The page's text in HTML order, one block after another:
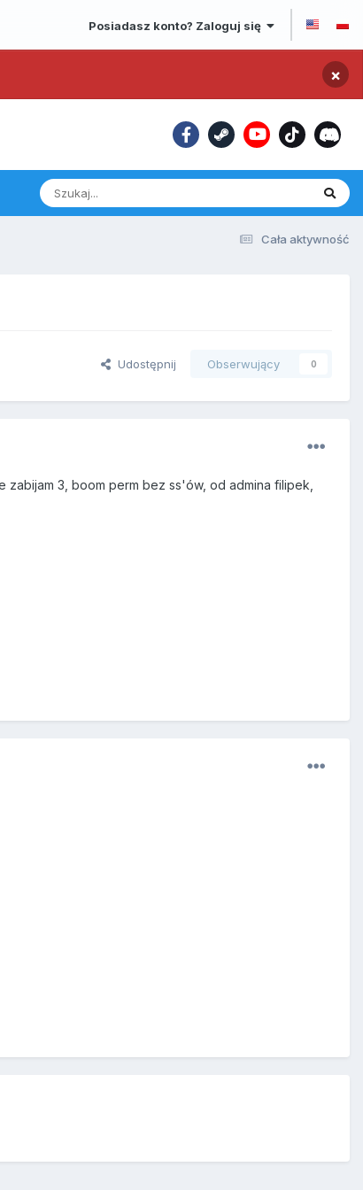
Posiadasz konto? Zaloguj się
×
Cała aktywność
Udostępnij Obserwujący 0
zabijam 3, boom perm bez ss'ów, od admina filipek,